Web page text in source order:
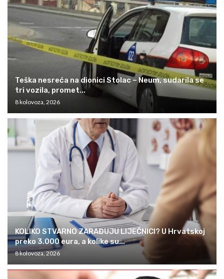
Teška nesreća na dionici Stolac – Neum, sudarila se
tri vozila, promet...
8 kolovoza, 2026
KOLIKO STVARNO ZARAĐUJU LIJEČNICI? U Hrvatskoj
preko 3.000 eura, a kolike su...
8 kolovoza, 2026